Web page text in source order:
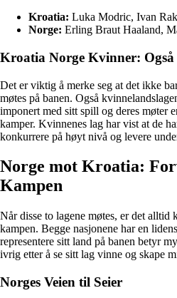
Kroatia: Luka Modric, Ivan
Norge: Erling Braut Haaland,
Kroatia Norge Kvinner: Også
Det er viktig å merke seg at det ikke
møtes på banen. Også
imponert med sitt spill og deres møter
kamper. Kvinnenes lag har vist at de
konkurrere på høyt nivå og levere
Norge mot Kroatia:
Kampen
Når disse to lagene møtes, er det alltid
kampen. Begge nasjonene har en
representere sitt land på banen betyr
ivrig etter å se sitt lag vinne og skape
Norges Veien til Seier